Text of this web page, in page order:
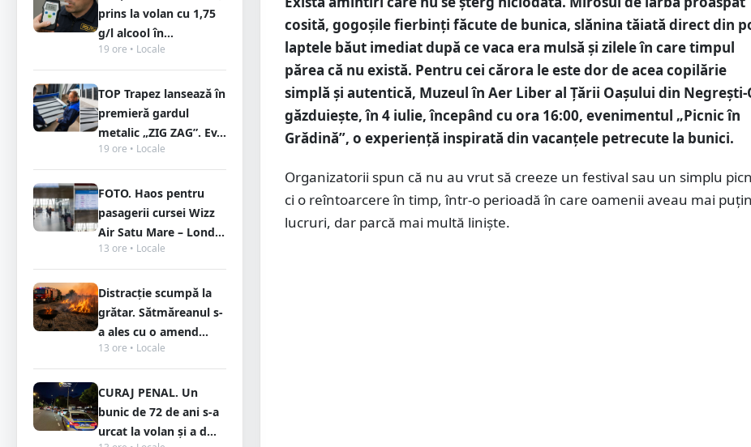
prins la volan cu 1,75
g/l alcool în...
19 ore • Locale
TOP Trapez lansează în
premieră gardul
metalic „ZIG ZAG”. Ev...
19 ore • Locale
FOTO. Haos pentru
pasagerii cursei Wizz
Air Satu Mare – Lond...
13 ore • Locale
Distracție scumpă la
grătar. Sătmăreanul s-
a ales cu o amend...
13 ore • Locale
CURAJ PENAL. Un
bunic de 72 de ani s-a
urcat la volan și a d...
cosită, gogoșile fierbinți făcute de bunica, slănina tăiată direct din
laptele băut imediat după ce vaca era mulsă și zilele în care timpul
părea că nu există. Pentru cei cărora le este dor de acea copilărie
simplă și autentică, Muzeul în Aer Liber al Țării Oașului din Negrești-
găzduiește, în 4 iulie, începând cu ora 16:00, evenimentul „Picnic în
Grădină”, o experiență inspirată din vacanțele petrecute la bunici.
Organizatorii spun că nu au vrut să creeze un festival sau un simplu
ci o reîntoarcere în timp, într-o perioadă în care oamenii aveau mai
lucruri, dar parcă mai multă liniște.